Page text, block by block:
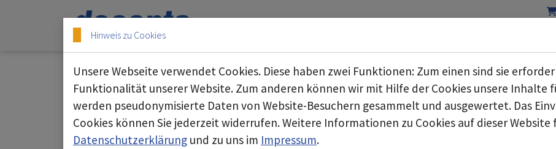
Skip to main content
Skip to page footer
Entstauber
Hinweis zu Cookies
Unsere Webseite verwendet Cookies. Diese haben zwei Funktionen: Zum einen sind sie
Funktionalität unserer Website. Zum anderen können wir mit Hilfe der Cookies unsere Inhalte
werden pseudonymisierte Daten von Website-Besuchern gesammelt und ausgewertet. Das
Cookies können Sie jederzeit widerrufen. Weitere Informationen zu Cookies auf dieser Website
Datenschutzerklärung und zu uns im Impressum.